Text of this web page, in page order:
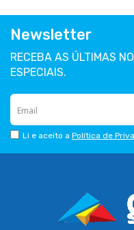
Newsletter
RECEBA AS ÚLTIMAS
ESPECIAIS.
Li e aceito a Política de